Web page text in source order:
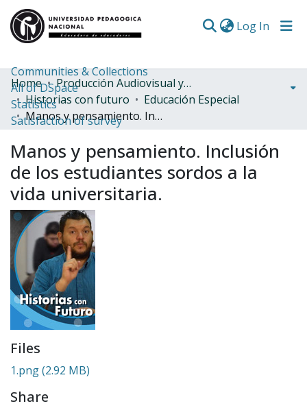
Log In
Communities & Collections
All of DSpace
Statistics
Satisfaction of survey
Home
Producción Audiovisual y Radial
Historias con futuro
Educación Especial
Manos y pensamiento. Inclusión de los estudiantes sordos a la vida universitaria.
Manos y pensamiento. Inclusión
de los estudiantes sordos a la
vida universitaria.
Files
1.png(2.92 MB)
Share